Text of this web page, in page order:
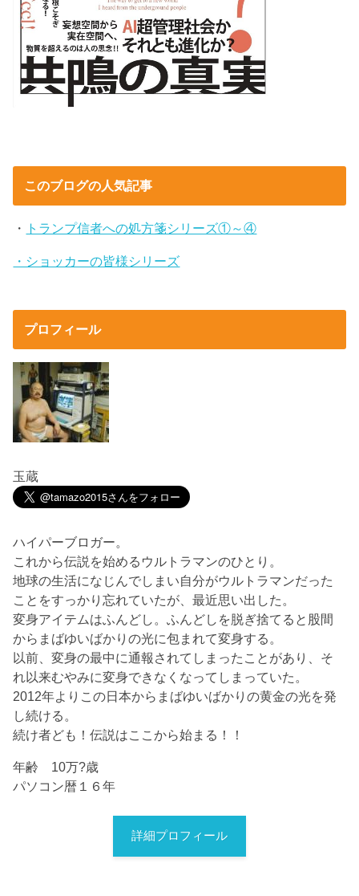
このブログの人気記事
・ トランプ信者への処方箋シリーズ①～④
・ショッカーの皆様シリーズ
プロフィール
玉蔵
ハイパーブロガー。
これから伝説を始めるウルトラマンのひとり。
地球の生活になじんでしまい自分がウルトラマンだった
ことをすっかり忘れていたが、最近思い出した。
変身アイテムはふんどし。ふんどしを脱ぎ捨てると股間
からまばゆいばかりの光に包まれて変身する。
以前、変身の最中に通報されてしまったことがあり、そ
れ以来むやみに変身できなくなってしまっていた。
2012年よりこの日本からまばゆいばかりの黄金の光を発
し続ける。
続け者ども！伝説はここから始まる！！
年齢 10万?歳
パソコン暦１６年
詳細プロフィール